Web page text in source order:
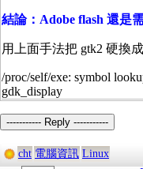
結論：Adobe flash 還是
用上面手法把 gtk2 硬換
/proc/self/exe: symbol
gdk_display
----------- Reply -----------
cht 電腦資訊 Linux